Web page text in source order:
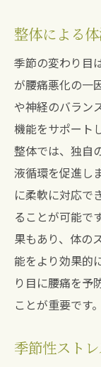
自然治
日常
宝塚市の
最新
宝塚
患者
腰痛
整体教
未来
季節の変
簡単
日常生
整体
整体による
季節の変わり目
が腰痛悪化の一
や神経のバラン
機能をサポート
整体では、独自
液循環を促進し
に柔軟に対応で
ることが可能で
果もあり、体の
能をより効果的
り目に腰痛を予
ことが重要です。
季節性スト